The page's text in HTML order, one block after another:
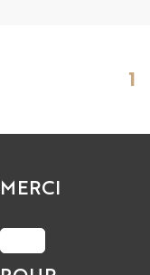
1
MERCI